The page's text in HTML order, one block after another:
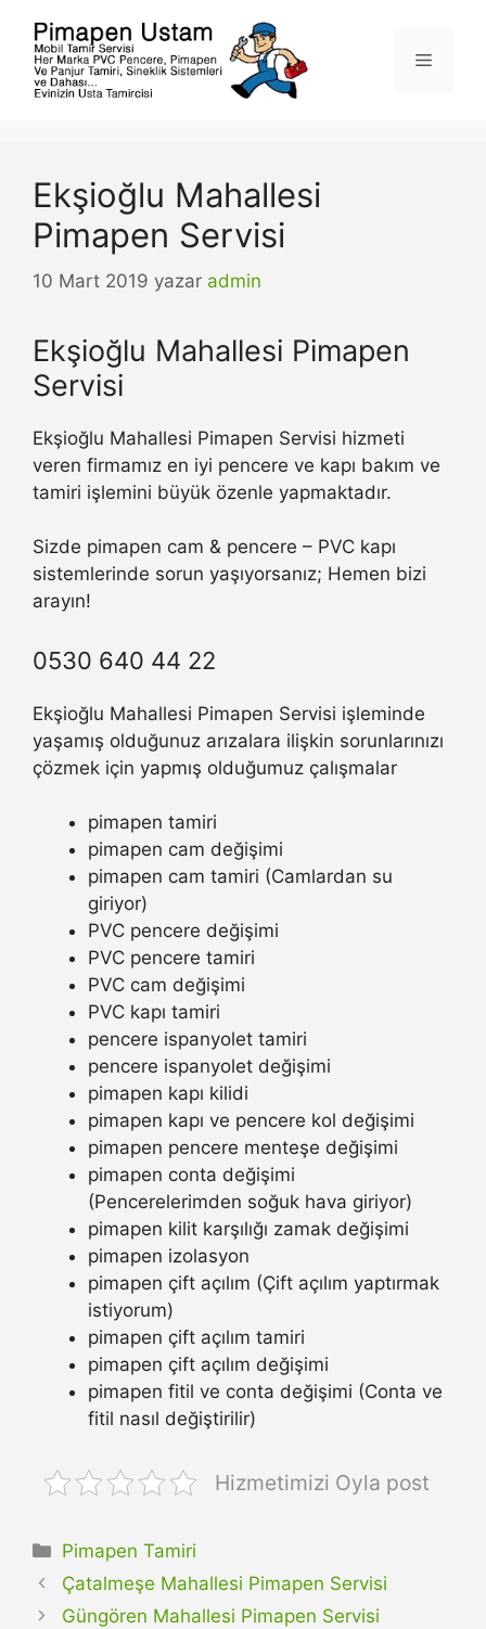
Menü
Ekşioğlu Mahallesi
Pimapen Servisi
10 Mart 2019 yazar admin
Ekşioğlu Mahallesi Pimapen
Servisi
Ekşioğlu Mahallesi Pimapen Servisi hizmeti
veren firmamız en iyi pencere ve kapı bakım ve
tamiri işlemini büyük özenle yapmaktadır.
Sizde pimapen cam & pencere – PVC kapı
sistemlerinde sorun yaşıyorsanız; Hemen bizi
arayın!
0530 640 44 22
Ekşioğlu Mahallesi Pimapen Servisi işleminde
yaşamış olduğunuz arızalara ilişkin sorunlarınızı
çözmek için yapmış olduğumuz çalışmalar
pimapen tamiri
pimapen cam değişimi
pimapen cam tamiri (Camlardan su
giriyor)
PVC pencere değişimi
PVC pencere tamiri
PVC cam değişimi
PVC kapı tamiri
pencere ispanyolet tamiri
pencere ispanyolet değişimi
pimapen kapı kilidi
pimapen kapı ve pencere kol değişimi
pimapen pencere menteşe değişimi
pimapen conta değişimi
(Pencerelerimden soğuk hava giriyor)
pimapen kilit karşılığı zamak değişimi
pimapen izolasyon
pimapen çift açılım (Çift açılım yaptırmak
istiyorum)
pimapen çift açılım tamiri
pimapen çift açılım değişimi
pimapen fitil ve conta değişimi (Conta ve
fitil nasıl değiştirilir)
Hizmetimizi Oyla post
Kategoriler
Pimapen Tamiri
Çatalmeşe Mahallesi Pimapen Servisi
Güngören Mahallesi Pimapen Servisi